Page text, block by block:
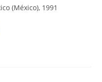
(México), 1991